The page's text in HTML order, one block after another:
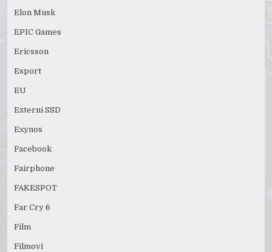
Elon Musk
EPIC Games
Ericsson
Esport
EU
Externi SSD
Exynos
Facebook
Fairphone
FAKESPOT
Far Cry 6
Film
Filmovi